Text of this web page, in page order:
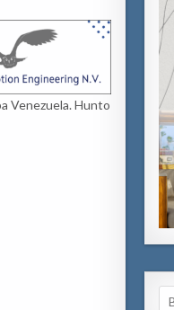
Venezuela. Hunto